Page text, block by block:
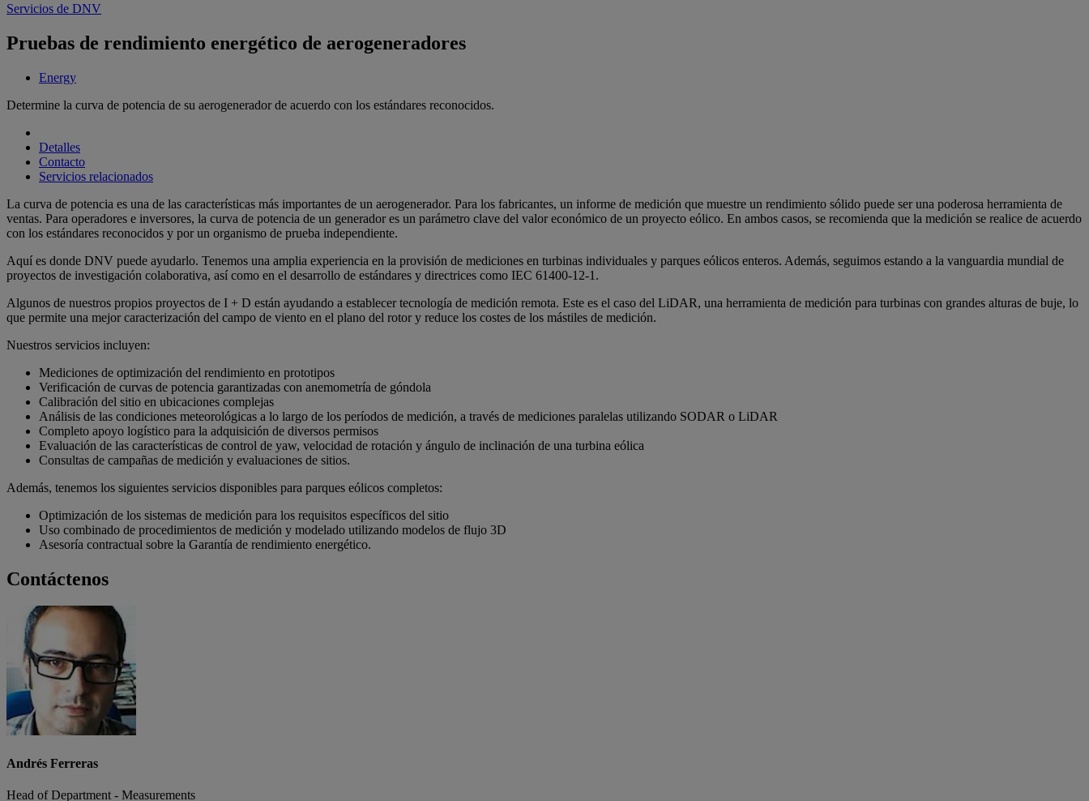
Servicios de DNV
Pruebas de rendimiento energético de aerogeneradores
Energy
Determine la curva de potencia de su aerogenerador de acuerdo con los estándares reconocidos.
Detalles
Contacto
Servicios relacionados
La curva de potencia es una de las características más importantes de un aerogenerador. Para los fabricantes, un informe de medición que muestre un rendimiento sólido puede ser una poderosa herramienta de
ventas. Para operadores e inversores, la curva de potencia de un generador es un parámetro clave del valor económico de un proyecto eólico. En ambos casos, se recomienda que la medición se realice de acuerdo
con los estándares reconocidos y por un organismo de prueba independiente.
Aquí es donde DNV puede ayudarlo. Tenemos una amplia experiencia en la provisión de mediciones en turbinas individuales y parques eólicos enteros. Además, seguimos estando a la vanguardia mundial de
proyectos de investigación colaborativa, así como en el desarrollo de estándares y directrices como IEC 61400-12-1.
Algunos de nuestros propios proyectos de I + D están ayudando a establecer tecnología de medición remota. Este es el caso del LiDAR, una herramienta de medición para turbinas con grandes alturas de buje, lo
que permite una mejor caracterización del campo de viento en el plano del rotor y reduce los costes de los mástiles de medición.
Nuestros servicios incluyen:
Mediciones de optimización del rendimiento en prototipos
Verificación de curvas de potencia garantizadas con anemometría de góndola
Calibración del sitio en ubicaciones complejas
Análisis de las condiciones meteorológicas a lo largo de los períodos de medición, a través de mediciones paralelas utilizando SODAR o LiDAR
Completo apoyo logístico para la adquisición de diversos permisos
Evaluación de las características de control de yaw, velocidad de rotación y ángulo de inclinación de una turbina eólica
Consultas de campañas de medición y evaluaciones de sitios.
Además, tenemos los siguientes servicios disponibles para parques eólicos completos:
Optimización de los sistemas de medición para los requisitos específicos del sitio
Uso combinado de procedimientos de medición y modelado utilizando modelos de flujo 3D
Asesoría contractual sobre la Garantía de rendimiento energético.
Contáctenos
Andrés Ferreras
Head of Department - Measurements